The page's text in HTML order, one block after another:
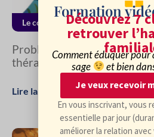
Le couple parental
Problèmes de couple ?
thérapie ?
Lire la suite
Formation
Découvrez 7
retrouver
Comment éduquer
sage
et bien
Je veux recevoir
En vous inscrivant, vous
essentielle par jour
améliorer la relation